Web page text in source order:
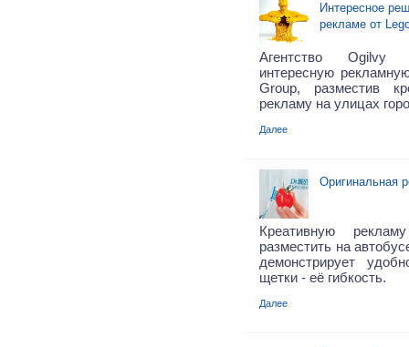
Интересное
рекламе от
Агентство Ogilvy
интересную
Group, разместив
рекламу на улицах
Далее
Оригинальная
Креативную
разместить на
демонстрирует
щетки - её гибкость.
Далее